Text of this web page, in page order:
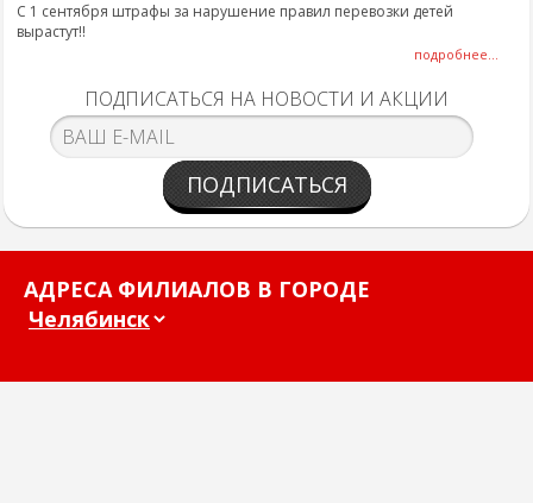
С 1 сентября штрафы за нарушение правил перевозки детей
вырастут!!
подробнее...
ПОДПИСАТЬСЯ НА НОВОСТИ И АКЦИИ
ПОДПИСАТЬСЯ
АДРЕСА ФИЛИАЛОВ В ГОРОДЕ